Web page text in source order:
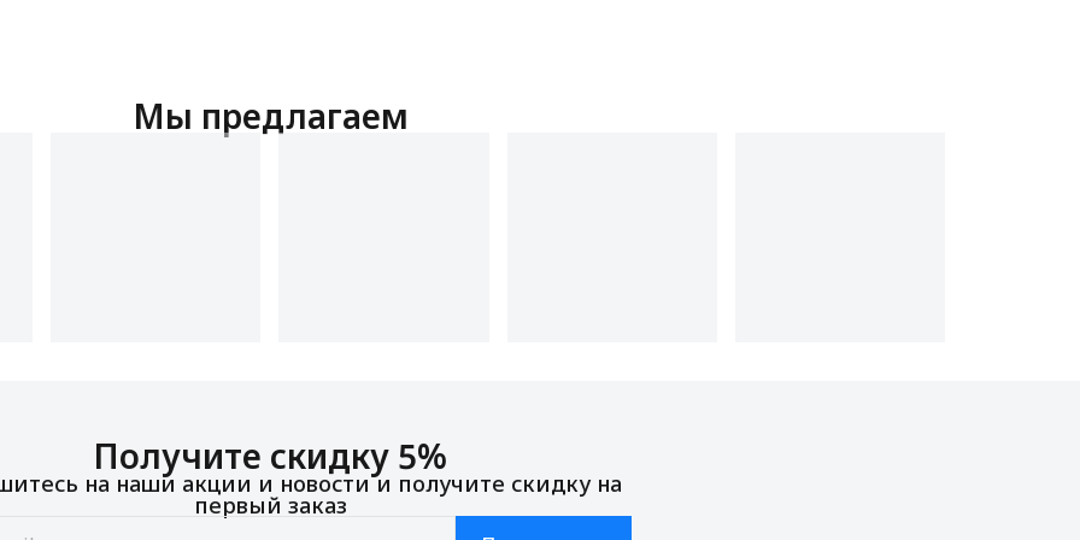
Мы предлагаем
Получите скидку 5%
на наши акции и новости и получите скидку на
первый заказ